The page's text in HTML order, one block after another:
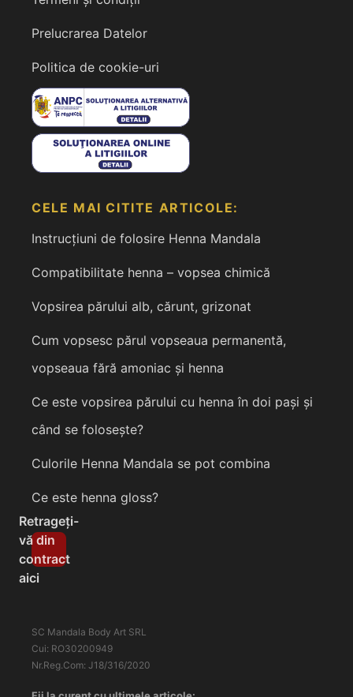
Prelucrarea Datelor
Politica de cookie-uri
CELE MAI CITITE ARTICOLE:
Instrucțiuni de folosire Henna Mandala
Compatibilitate henna – vopsea chimică
Vopsirea părului alb, cărunt, grizonat
Cum vopsesc părul vopseaua permanentă,
vopseaua fără amoniac și henna
Ce este vopsirea părului cu henna în doi pași și
când se folosește?
Culorile Henna Mandala se pot combina
Ce este henna gloss?
Retrageți-
vă din
contract
aici
SC Mandala Body Art SRL
Cui: RO30200949
Nr.Reg.Com: J18/316/2020